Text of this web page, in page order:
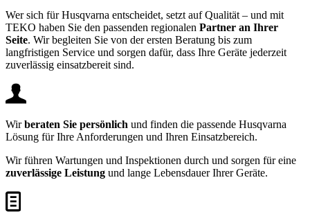
Wer sich für Husqvarna entscheidet, setzt auf Qualität – und mit
TEKO haben Sie den passenden regionalen Partner an Ihrer
Seite. Wir begleiten Sie von der ersten Beratung bis zum
langfristigen Service und sorgen dafür, dass Ihre Geräte jederzeit
zuverlässig einsatzbereit sind.
Wirberaten Sie persönlich und finden die passende Husqvarna
Lösung für Ihre Anforderungen und Ihren Einsatzbereich.
Wir führen Wartungen und Inspektionen durch und sorgen für eine
zuverlässige Leistung und lange Lebensdauer Ihrer Geräte.